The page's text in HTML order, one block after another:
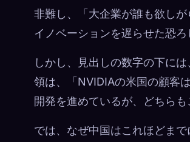
非難し、「大企業が誰も欲し
イノベーションを遅らせた恐ろ
しかし、見出しの数字の下に
領は、「NVIDIAの米国の顧客
開発を進めているが、どちら
では、なぜ中国はこれほどま